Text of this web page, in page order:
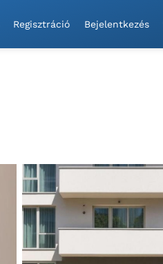
Regisztráció Bejelentkezés